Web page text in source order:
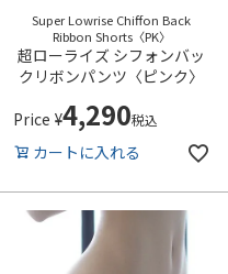
Super Lowrise Chiffon Back
Ribbon Shorts〈PK〉
超ローライズ シフォンバッ
クリボンパンツ〈ピンク〉
Price ¥4,290税込
カートに入れる